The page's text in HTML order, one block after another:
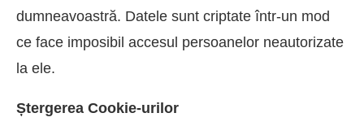
dumneavoastră. Datele sunt criptate într-un mod
ce face imposibil accesul persoanelor neautorizate
la ele.
Ștergerea Cookie-urilor